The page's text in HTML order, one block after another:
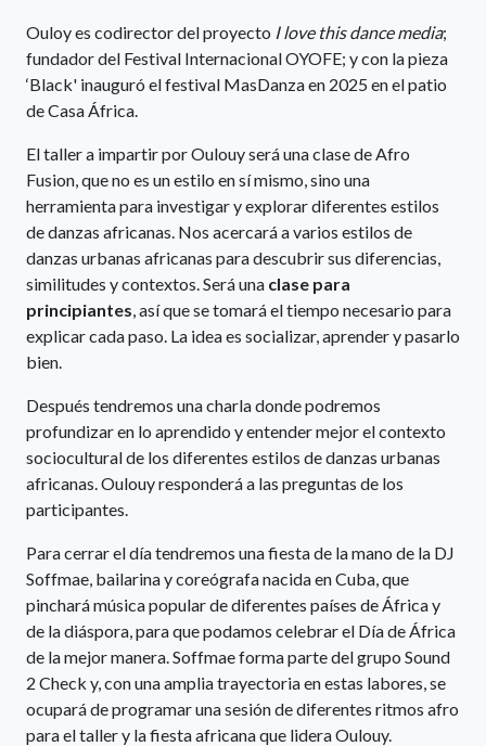
Ouloy es codirector del proyecto I love this dance media;
fundador del Festival Internacional OYOFE; y con la pieza
‘Black' inauguró el festival MasDanza en 2025 en el patio
de Casa África.
El taller a impartir por Oulouy será una clase de Afro
Fusion, que no es un estilo en sí mismo, sino una
herramienta para investigar y explorar diferentes estilos
de danzas africanas. Nos acercará a varios estilos de
danzas urbanas africanas para descubrir sus diferencias,
similitudes y contextos. Será una clase para
principiantes, así que se tomará el tiempo necesario para
explicar cada paso. La idea es socializar, aprender y pasarlo
bien.
Después tendremos una charla donde podremos
profundizar en lo aprendido y entender mejor el contexto
sociocultural de los diferentes estilos de danzas urbanas
africanas. Oulouy responderá a las preguntas de los
participantes.
Para cerrar el día tendremos una fiesta de la mano de la DJ
Soffmae, bailarina y coreógrafa nacida en Cuba, que
pinchará música popular de diferentes países de África y
de la diáspora, para que podamos celebrar el Día de África
de la mejor manera. Soffmae forma parte del grupo Sound
2 Check y, con una amplia trayectoria en estas labores, se
ocupará de programar una sesión de diferentes ritmos afro
para el taller y la fiesta africana que lidera Oulouy.